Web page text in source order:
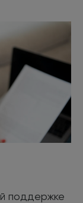
поддержке